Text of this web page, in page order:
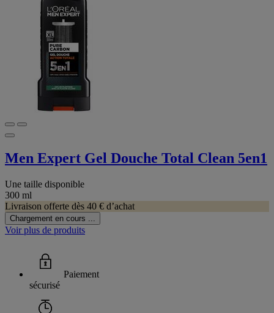
Men Expert Gel Douche Total Clean 5en1
Une taille disponible
300 ml
Livraison offerte dès 40 € d’achat
Chargement en cours ...
Voir plus de produits
Paiement
sécurisé